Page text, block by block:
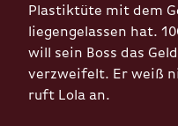
Plastiktüte mit dem
liegengelassen hat.
will sein Boss das
verzweifelt. Er weiß
ruft Lola an.